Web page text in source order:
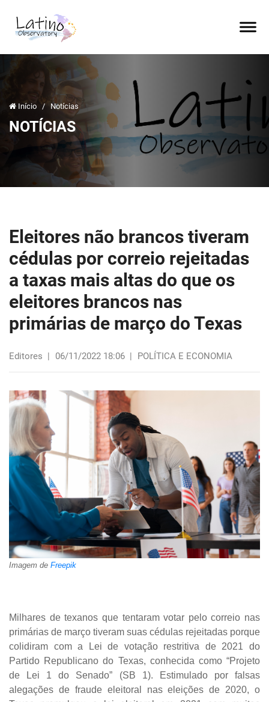
Início / Notícias
NOTÍCIAS
Eleitores não brancos tiveram
cédulas por correio rejeitadas
a taxas mais altas do que os
eleitores brancos nas
primárias de março do Texas
Editores | 06/11/2022 18:06 | POLÍTICA E ECONOMIA
Imagem de Freepik
Milhares de texanos que tentaram votar pelo correio nas
primárias de março tiveram suas cédulas rejeitadas porque
colidiram com a Lei de votação restritiva de 2021 do
Partido Republicano do Texas, conhecida como “Projeto
de Lei 1 do Senado” (SB 1). Estimulado por falsas
alegações de fraude eleitoral nas eleições de 2020, o